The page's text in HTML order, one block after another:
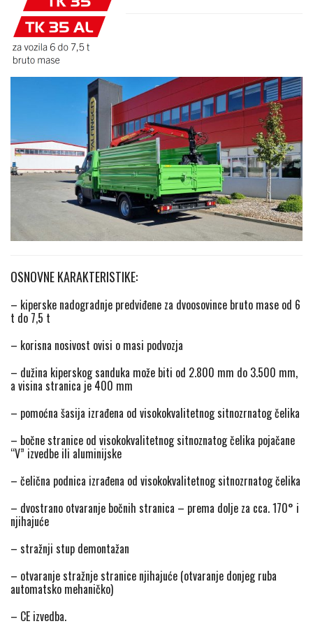
OSNOVNE KARAKTERISTIKE:
– kiperske nadogradnje predviđene za dvoosovince bruto mase od 6
t do 7,5 t
– korisna nosivost ovisi o masi podvozja
– dužina kiperskog sanduka može biti od 2.800 mm do 3.500 mm,
a visina stranica je 400 mm
– pomoćna šasija izrađena od visokokvalitetnog sitnozrnatog čelika
– bočne stranice od visokokvalitetnog sitnoznatog čelika pojačane
“V” izvedbe ili aluminijske
– čelična podnica izrađena od visokokvalitetnog sitnozrnatog čelika
– dvostrano otvaranje bočnih stranica – prema dolje za cca. 170° i
njihajuće
– stražnji stup demontažan
– otvaranje stražnje stranice njihajuće (otvaranje donjeg ruba
automatsko mehaničko)
– CE izvedba.